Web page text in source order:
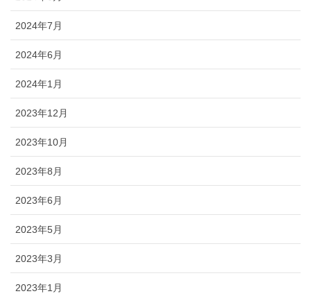
2024年7月
2024年6月
2024年1月
2023年12月
2023年10月
2023年8月
2023年6月
2023年5月
2023年3月
2023年1月